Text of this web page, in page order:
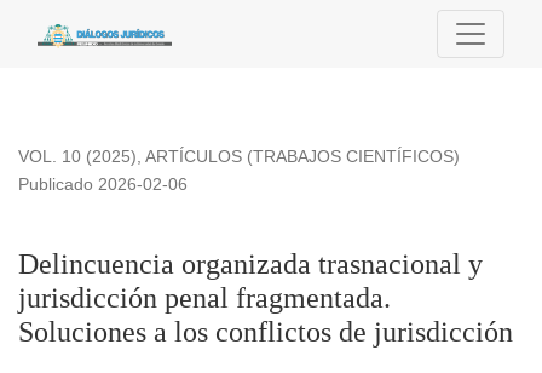
Delincuencia organizada trasnacional y jurisdicción penal
VOL. 10 (2025), ARTÍCULOS (TRABAJOS CIENTÍFICOS)
Delincuencia organizada trasnacional y
jurisdicción penal fragmentada.
Soluciones a los conflictos de jurisdicción
Publicado 2026-02-06